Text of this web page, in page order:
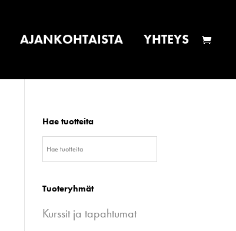
AJANKOHTAISTA YHTEYS
Hae tuotteita
Tuoteryhmät
Kurssit ja tapahtumat